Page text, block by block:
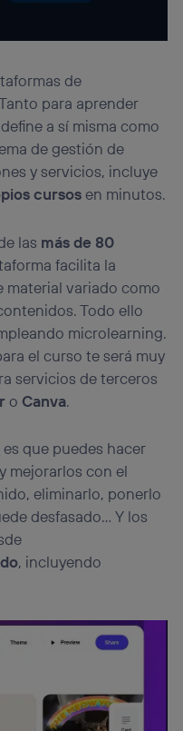
de
para aprender
a sí misma como
de gestión de
y servicios, incluye
cursosen minutos.
las más de 80
facilita la
material variado como
Todo ello
microlearning.
el curso te será muy
servicios de terceros
o Canva.
es que puedes hacer
mejorarlos con el
eliminarlo, ponerlo
desfasado… Y los
, incluyendo
Utiq seleccionando
de esta página web o
de Utiq
consulta
.